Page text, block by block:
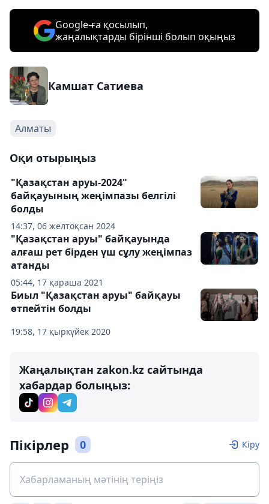
Google-ға қосылып,
жаңалықтарды бірінші болып оқыңыз
Камшат Сатиева
Алматы
Оқи отырыңыз
14:37, 06 желтоқсан 2024
"Қазақстан аруы-2024"
байқауының жеңімпазы белгілі
болды
05:44, 17 қараша 2021
"Қазақстан аруы" байқауында
алғаш рет бірден үш сұлу жеңімпаз
атанды
19:58, 17 қыркүйек 2020
Биыл "Қазақстан аруы" байқауы
өтпейтін болды
Жаңалықтан zakon.kz сайтында
хабардар болыңыз:
Пікірлер 0 Кіру